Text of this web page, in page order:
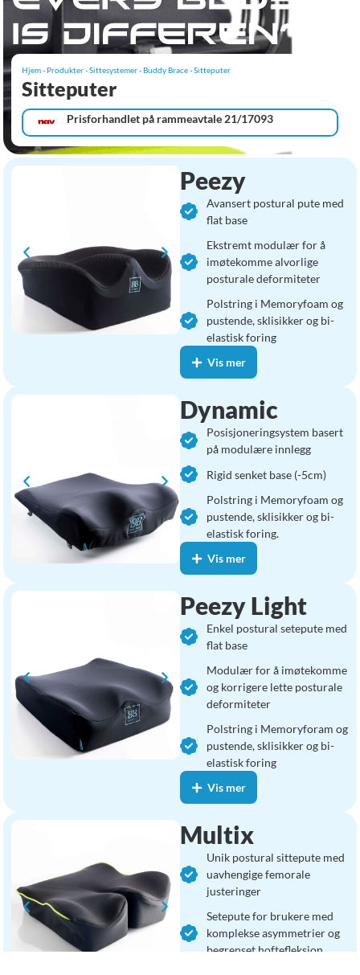
Hjem- Produkter-Sittesystemer-Buddy Brace-Sitteputer
Sitteputer
Prisforhandlet på rammeavtale 21/17093
Peezy
Avansert postural pute med
flat base
Ekstremt modulær for å
imøtekomme alvorlige
posturale deformiteter
Polstring i Memoryfoam og
pustende, sklisikker og bi-
elastisk foring
Vis mer
Dynamic
Posisjoneringsystem basert
på modulære innlegg
Rigid senket base (-5cm)
Polstring i Memoryfoam og
pustende, sklisikker og bi-
elastisk foring.
Vis mer
Peezy Light
Enkel postural setepute med
flat base
Modulær for å imøtekomme
og korrigere lette posturale
deformiteter
Polstring i Memoryforam og
pustende, sklisikker og bi-
elastisk foring
Vis mer
Multix
Unik postural sittepute med
uavhengige femorale
justeringer
Setepute for brukere med
komplekse asymmetrier og
begrenset hoftefleksjon